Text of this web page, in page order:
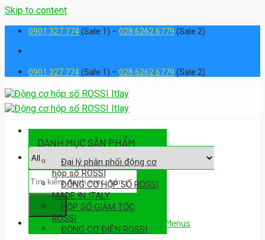
Skip to content
0901 327 774(Sale 1) – 028 6262 6779 (Sale 2)
0901 327 774(Sale 1) – 028 6262 6779 (Sale 2)
Assign a menu in Theme Options > Menus
DANH MỤC SẢN PHẨM
Đại lý phân phối động cơ
hộp số ROSSI
ĐỘNG CƠ HỘP SỐ ROSSI
MADE IN ITALY
HỘP SỐ GIẢM TỐC
ROSSI
ĐỘNG CƠ ĐIỆN ROSSI